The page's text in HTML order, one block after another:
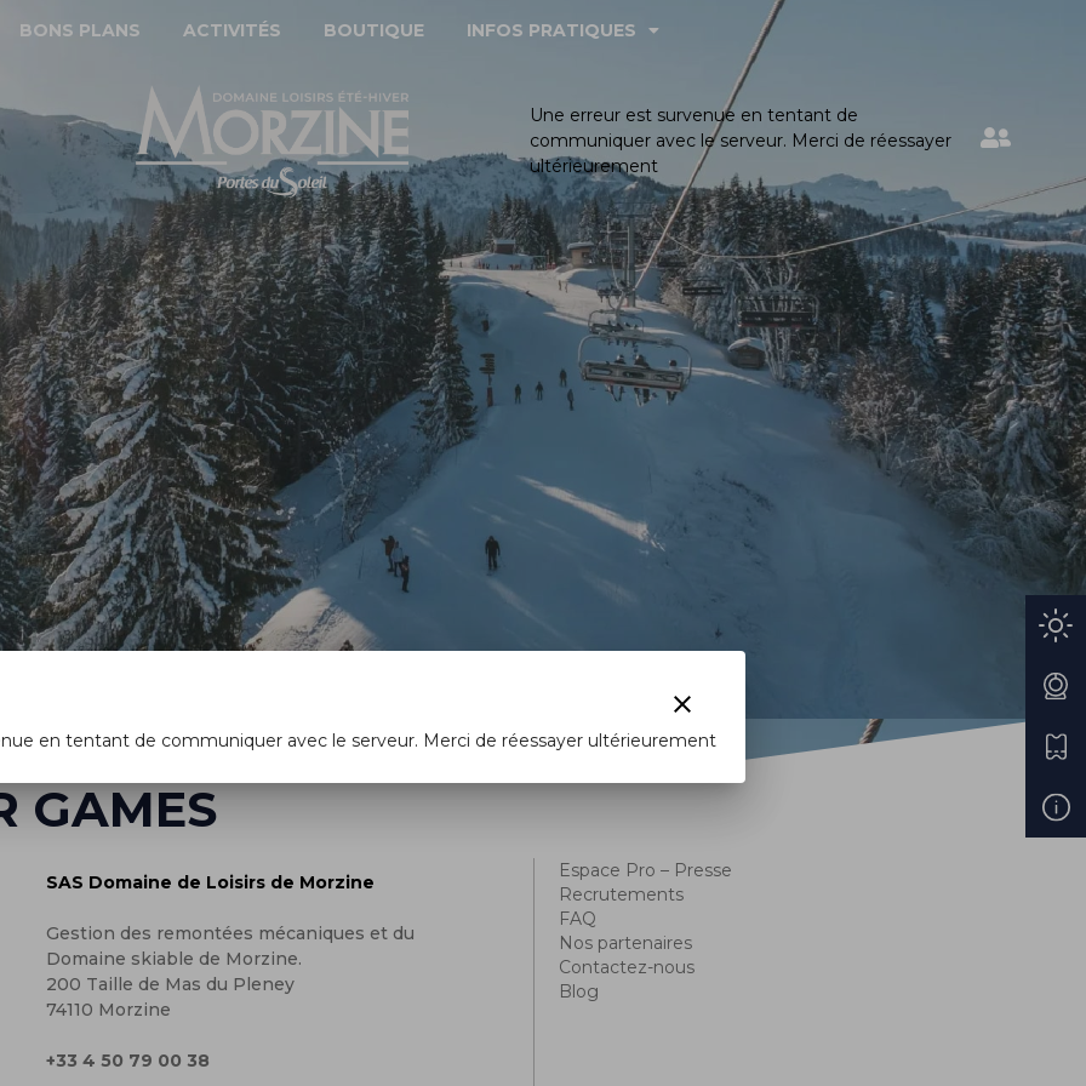
BONS PLANS ACTIVITÉS BOUTIQUE INFOS PRATIQUES
Une erreur est survenue en tentant de
communiquer avec le serveur. Merci de réessayer
ultérieurement
GAMES
SAS Domaine de Loisirs de Morzine
Gestion des remontées mécaniques et du
Domaine skiable de Morzine.
200 Taille de Mas du Pleney
74110 Morzine
+33 4 50 79 00 38
Espace Pro – Presse
Recrutements
FAQ
Nos partenaires
Contactez-nous
Blog
clear
en tentant de communiquer avec le serveur. Merci de réessayer ultérieurement